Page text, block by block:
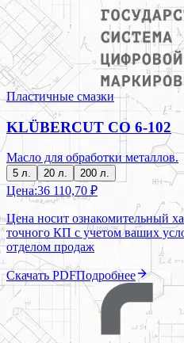
Пластичные смазки
KLÜBERCUT CO 6-102
Масло для обработки металлов.
5 л. 20 л. 200 л.
Цена:36 110,70 ₽
Цена носит ознакомительный
точного КП с учетом ваших
отделом продаж
Скачать PDFПодробнее